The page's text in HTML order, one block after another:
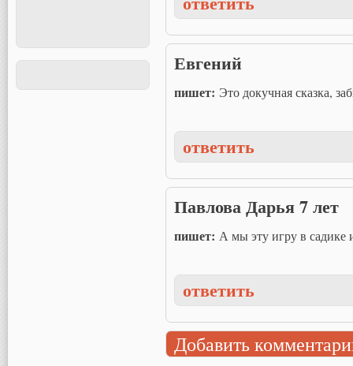
Евгений
пишет: Это докучная сказка,
ответить
Павлова Дарья 7 лет
пишет: А мы эту игру в садике
ответить
Добавить